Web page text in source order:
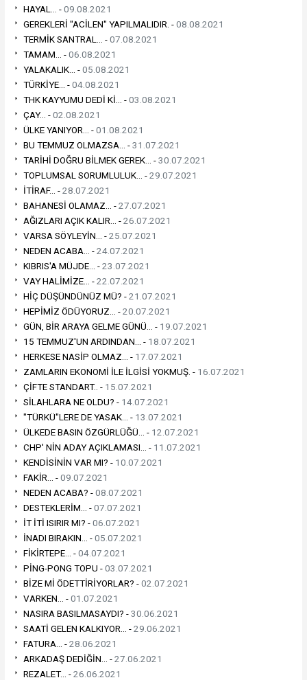
HAYAL... -09.08.2021
GEREKLERİ "ACİLEN" YAPILMALIDIR. -08.08.2021
TERMİK SANTRAL... -07.08.2021
TAMAM... -06.08.2021
YALAKALIK... -05.08.2021
TÜRKİYE... -04.08.2021
THK KAYYUMU DEDİ Kİ... -03.08.2021
ÇAY... -02.08.2021
ÜLKE YANIYOR... -01.08.2021
BU TEMMUZ OLMAZSA... -31.07.2021
TARİHİ DOĞRU BİLMEK GEREK... -30.07.2021
TOPLUMSAL SORUMLULUK... -29.07.2021
İTİRAF... -28.07.2021
BAHANESİ OLAMAZ... -27.07.2021
AĞIZLARI AÇIK KALIR... -26.07.2021
VARSA SÖYLEYİN... -25.07.2021
NEDEN ACABA... -24.07.2021
KIBRIS'A MÜJDE... -23.07.2021
VAY HALİMİZE... -22.07.2021
HİÇ DÜŞÜNDÜNÜZ MÜ? -21.07.2021
HEPİMİZ ÖDÜYORUZ... -20.07.2021
GÜN, BİR ARAYA GELME GÜNÜ... - 19.07.2021
15 TEMMUZ'UN ARDINDAN... - 18.07.2021
HERKESE NASİP OLMAZ... - 17.07.2021
ZAMLARIN EKONOMİ İLE İLGİSİ YOKMUŞ. - 16.07.2021
ÇİFTE STANDART.. - 15.07.2021
SİLAHLARA NE OLDU? - 14.07.2021
"TÜRKÜ"LERE DE YASAK... - 13.07.2021
ÜLKEDE BASIN ÖZGÜRLÜĞÜ... - 12.07.2021
CHP' NİN ADAY AÇIKLAMASI... - 11.07.2021
KENDİSİNİN VAR MI? - 10.07.2021
FAKİR... -09.07.2021
NEDEN ACABA? -08.07.2021
DESTEKLERİM... -07.07.2021
İT İTİ ISIRIR MI? -06.07.2021
İNADI BIRAKIN... -05.07.2021
FİKİRTEPE... -04.07.2021
PİNG-PONG TOPU -03.07.2021
BİZE Mİ ÖDETTİRİYORLAR? -02.07.2021
VARKEN... -01.07.2021
NASIRA BASILMASAYDI? -30.06.2021
SAATİ GELEN KALKIYOR... -29.06.2021
FATURA... -28.06.2021
ARKADAŞ DEDİĞİN... -27.06.2021
REZALET... -26.06.2021